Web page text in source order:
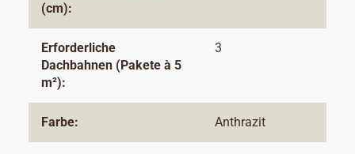
(cm):
Erforderliche
Dachbahnen (Pakete à 5
m²):
3
Farbe: Anthrazit